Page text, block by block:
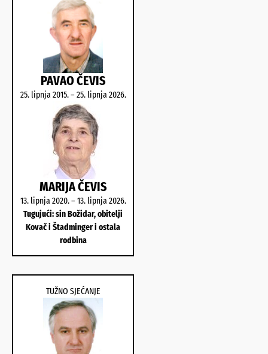
PAVAO ČEVIS
25. lipnja 2015. – 25. lipnja 2026.
MARIJA ČEVIS
13. lipnja 2020. – 13. lipnja 2026.
Tugujući: sin Božidar, obitelji
Kovač i Štadminger i ostala
rodbina
TUŽNO SJEĆANJE